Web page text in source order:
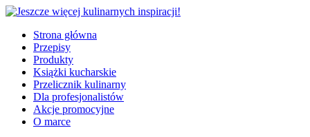
Strona główna
Przepisy
Produkty
Książki kucharskie
Przelicznik kulinarny
Dla profesjonalistów
Akcje promocyjne
O marce